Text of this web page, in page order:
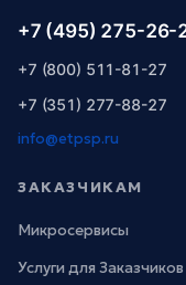
+7 (495) 275-26-
+7 (800) 511-81-27
+7 (351) 277-88-27
info@etpsp.ru
ЗАКАЗЧИКАМ
Микросервисы
Услуги для Заказчиков